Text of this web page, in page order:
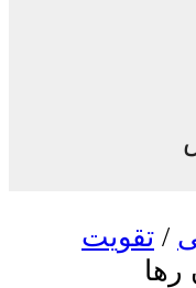
/ تقویت